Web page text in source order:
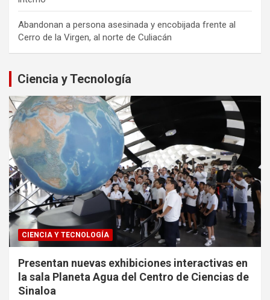
Abandonan a persona asesinada y encobijada frente al
Cerro de la Virgen, al norte de Culiacán
Ciencia y Tecnología
CIENCIA Y TECNOLOGÍA
Presentan nuevas exhibiciones interactivas en
la sala Planeta Agua del Centro de Ciencias de
Sinaloa